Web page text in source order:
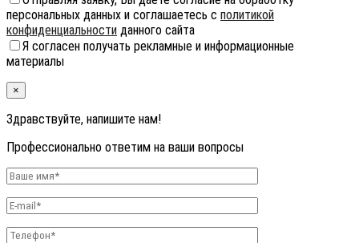
персональных данных и соглашаетесь с политикой
конфиденциальности данного сайта
Я согласен получать рекламные и информационные
материалы
×
Здравствуйте, напишите нам!
Профессионально ответим на ваши вопросы